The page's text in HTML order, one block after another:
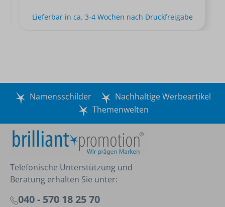
Lieferbar in ca. 3-4 Wochen nach Druckfreigabe
Namensschilder
Nachhaltige Werbeartikel
Themenwelten
Telefonische Unterstützung und
Beratung erhalten Sie unter:
040 - 570 18 25 70